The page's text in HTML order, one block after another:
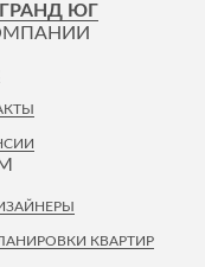
ГРАНД ЮГ
КВАРТИР